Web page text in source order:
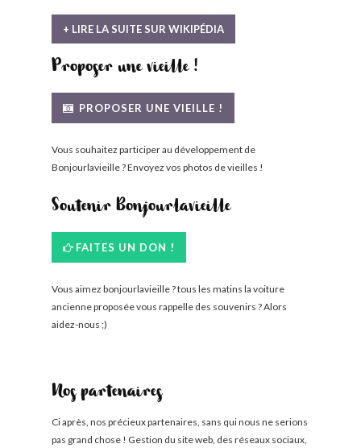
+ LIRE LA SUITE SUR WIKIPÉDIA
Proposer une vieille !
PROPOSER UNE VIEILLE !
Vous souhaitez participer au développement de
Bonjourlavieille ? Envoyez vos photos de vieilles !
Soutenir Bonjourlavieille
FAITES UN DON !
Vous aimez bonjourlavieille ? tous les matins la voiture
ancienne proposée vous rappelle des souvenirs ? Alors
aidez-nous ;)
Nos partenaires
Ci après, nos précieux partenaires, sans qui nous ne serions
pas grand chose ! Gestion du site web, des réseaux sociaux,